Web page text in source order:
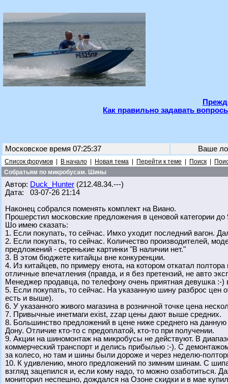
Как правильно задавать
Московское время 07:25:37 Ваше
Список форумов В начало Новая тема Перейти к теме Поиск
Собратьям по микробусам. Шины
Автор: Duck_Hunter (212.48.34.---)
Дата: 03-07-26 21:14
Наконец собрался поменять комплект на Виано.
Прошерстил московские предложения в ценовой категории
Шо имею сказать:
1. Если покупать, то сейчас. Имхо уходит последний вагон.
2. Если покупать, то сейчас. Количество производителей,
предложений - серенькие картинки "В наличии нет."
3. В этом бюджете китайцы вне конкуренции.
4. Из китайцев, по примеру енота, на котором откатал
отличные впечатления (правда, и я без претензий, не авто
Менеджер продавца, по телефону очень приятная девушка
5. Если покупать, то сейчас. На указанную шину разброс цен
есть и выше).
6. У указанного живого магазина в розничной точке цена
7. Привычные инетмаги exist, zzap цены дают выше средних.
8. Большинство предложений в цене ниже среднего на
Дону. Отличие кто-то с предоплатой, кто-то при получении.
9. Акции на шиномонтаж на микробусы не действуют. В
коммерческий транспорт и делись прибылью :-). С
за колесо, но там и шины были дороже и через неделю-
10. К удивлению, много предложений по зимним шинам. С
взгляд зацепился и, если кому надо, то можно озаботиться.
мониторил неспешно, дождался на Озоне скидки и в мае